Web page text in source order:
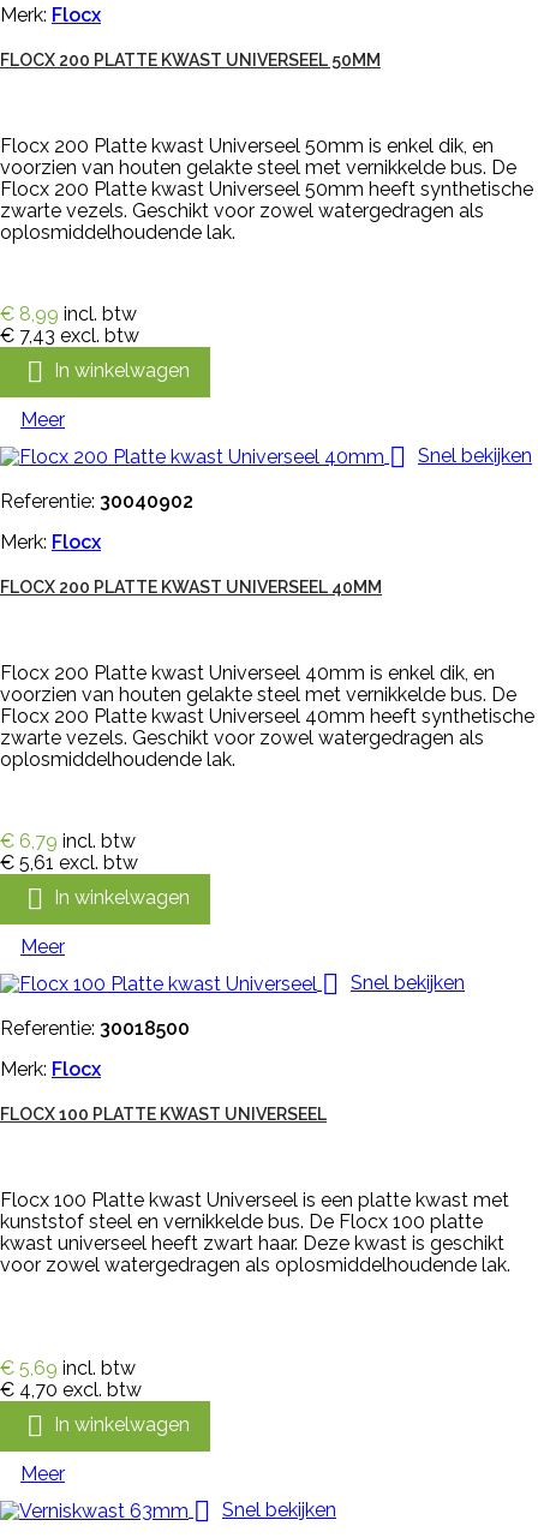
Merk: Flocx
FLOCX 200 PLATTE KWAST UNIVERSEEL 50MM
Flocx 200 Platte kwast Universeel 50mm is enkel dik, en
voorzien van houten gelakte steel met vernikkelde bus. De
Flocx 200 Platte kwast Universeel 50mm heeft synthetische
zwarte vezels. Geschikt voor zowel watergedragen als
oplosmiddelhoudende lak.
€ 8,99 incl. btw
€ 7,43 excl. btw
 In winkelwagen
Meer
 Snel bekijken
Referentie: 30040902
Merk: Flocx
FLOCX 200 PLATTE KWAST UNIVERSEEL 40MM
Flocx 200 Platte kwast Universeel 40mm is enkel dik, en
voorzien van houten gelakte steel met vernikkelde bus. De
Flocx 200 Platte kwast Universeel 40mm heeft synthetische
zwarte vezels. Geschikt voor zowel watergedragen als
oplosmiddelhoudende lak.
€ 6,79 incl. btw
€ 5,61 excl. btw
 In winkelwagen
Meer
 Snel bekijken
Referentie: 30018500
Merk: Flocx
FLOCX 100 PLATTE KWAST UNIVERSEEL
Flocx 100 Platte kwast Universeel is een platte kwast met
kunststof steel en vernikkelde bus. De Flocx 100 platte
kwast universeel heeft zwart haar. Deze kwast is geschikt
voor zowel watergedragen als oplosmiddelhoudende lak.
€ 5,69 incl. btw
€ 4,70 excl. btw
 In winkelwagen
Meer
 Snel bekijken